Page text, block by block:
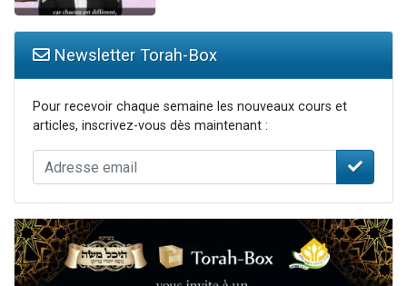
Newsletter Torah-Box
Pour recevoir chaque semaine les nouveaux cours et
articles, inscrivez-vous dès maintenant :